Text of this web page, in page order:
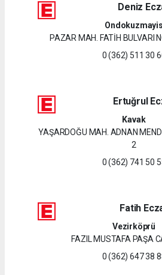
Deniz
Ondokuzmayis
PAZAR MAH. FATİH BULVARI
0 (362) 511 30
Ertuğrul
Kavak
YAŞARDOĞU MAH. ADNAN
2
0 (362) 741 50
Fatih
Vezirköprü
FAZIL MUSTAFA PAŞA
0 (362) 647 38